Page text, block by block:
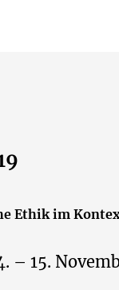
Ethik im
– 15.